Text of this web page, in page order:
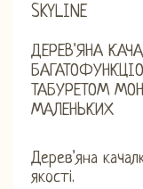
SKYLINE
ДЕРЕВ'ЯНА
ТАБУРЕТОМ
МАЛЕНЬКИХ
Дерев'яна
якості.